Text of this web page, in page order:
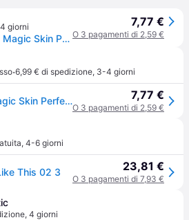
giorni
LOral Paris BB C'est Magic Skin Perfector crema BB per unificare il tono della pelle Light 30 ml
7,77 €
O 3 pagamenti di 2,59 €
·6,99 € di spedizione, 3-4 giorni
LOral Paris BB C'est Magic Skin Perfector crema BB per unificare il tono della pelle Light 30 ml 7,77 €
O 3 pagamenti di 2,59 €
, 4-6 giorni
This 02 3 23,81 €
O 3 pagamenti di 7,93 €
, 4 giorni